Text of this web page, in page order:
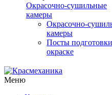
Окрасочно-сушильные
камеры
Окрасочно-
камеры
Посты
окраске
Меню